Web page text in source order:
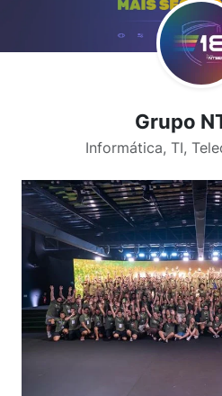
Grupo
Informática, TI,